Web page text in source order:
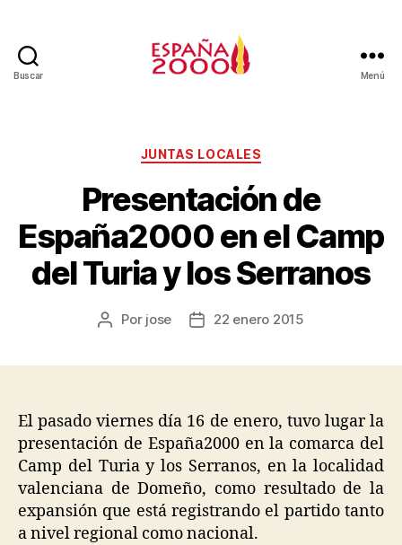
Buscar Menú
JUNTAS LOCALES
Presentación de
España2000 en el Camp
del Turia y los Serranos
Por jose 22 enero 2015
El pasado viernes día 16 de enero, tuvo lugar la
presentación de España2000 en la comarca del
Camp del Turia y los Serranos, en la localidad
valenciana de Domeño, como resultado de la
expansión que está registrando el partido tanto
a nivel regional como nacional.